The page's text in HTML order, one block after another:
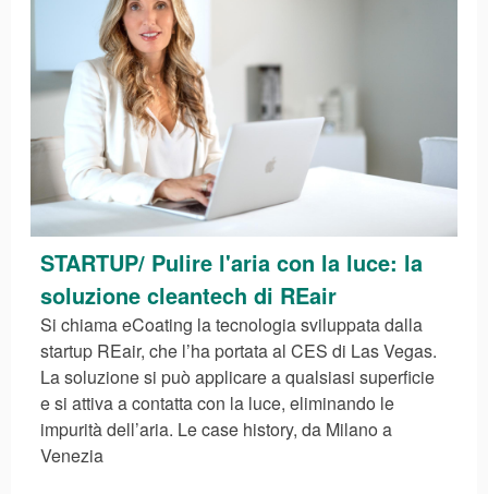
STARTUP/ Pulire l'aria con la luce: la
soluzione cleantech di REair
Si chiama eCoating la tecnologia sviluppata dalla
startup REair, che l’ha portata al CES di Las Vegas.
La soluzione si può applicare a qualsiasi superficie
e si attiva a contatta con la luce, eliminando le
impurità dell’aria. Le case history, da Milano a
Venezia